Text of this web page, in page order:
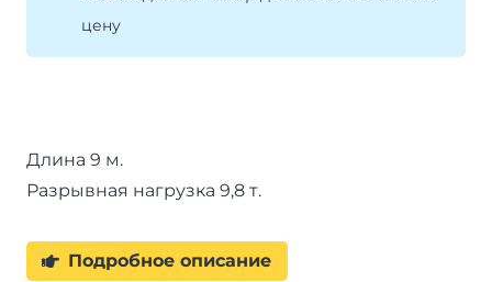
цену
Длина 9 м.
Разрывная нагрузка 9,8 т.
Подробное описание